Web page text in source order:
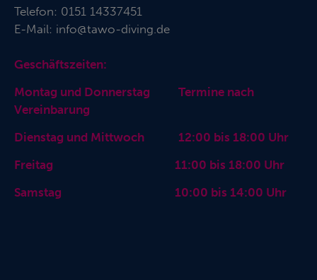
Telefon: 0151 14337451
E-Mail: info@tawo-diving.de
Geschäftszeiten:
Montag und Donnerstag Termine nach
Vereinbarung
Dienstag und Mittwoch 12:00 bis 18:00 Uhr
Freitag 11:00 bis 18:00 Uhr
Samstag 10:00 bis 14:00 Uhr